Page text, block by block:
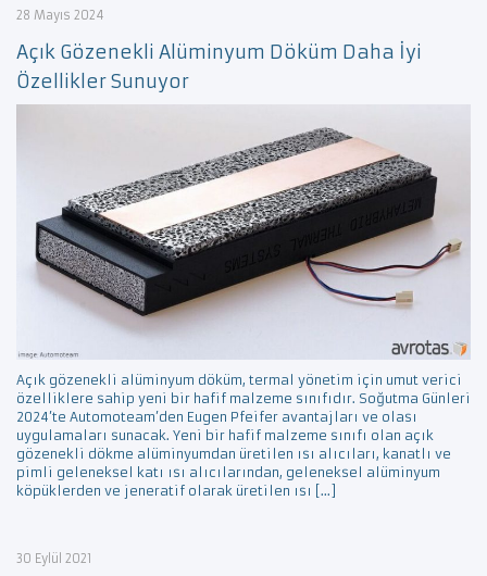
28 Mayıs 2024
Açık Gözenekli Alüminyum Döküm Daha İyi
Özellikler Sunuyor
Açık gözenekli alüminyum döküm, termal yönetim için umut verici
özelliklere sahip yeni bir hafif malzeme sınıfıdır. Soğutma Günleri
2024’te Automoteam’den Eugen Pfeifer avantajları ve olası
uygulamaları sunacak. Yeni bir hafif malzeme sınıfı olan açık
gözenekli dökme alüminyumdan üretilen ısı alıcıları, kanatlı ve
pimli geleneksel katı ısı alıcılarından, geleneksel alüminyum
köpüklerden ve jeneratif olarak üretilen ısı […]
30 Eylül 2021